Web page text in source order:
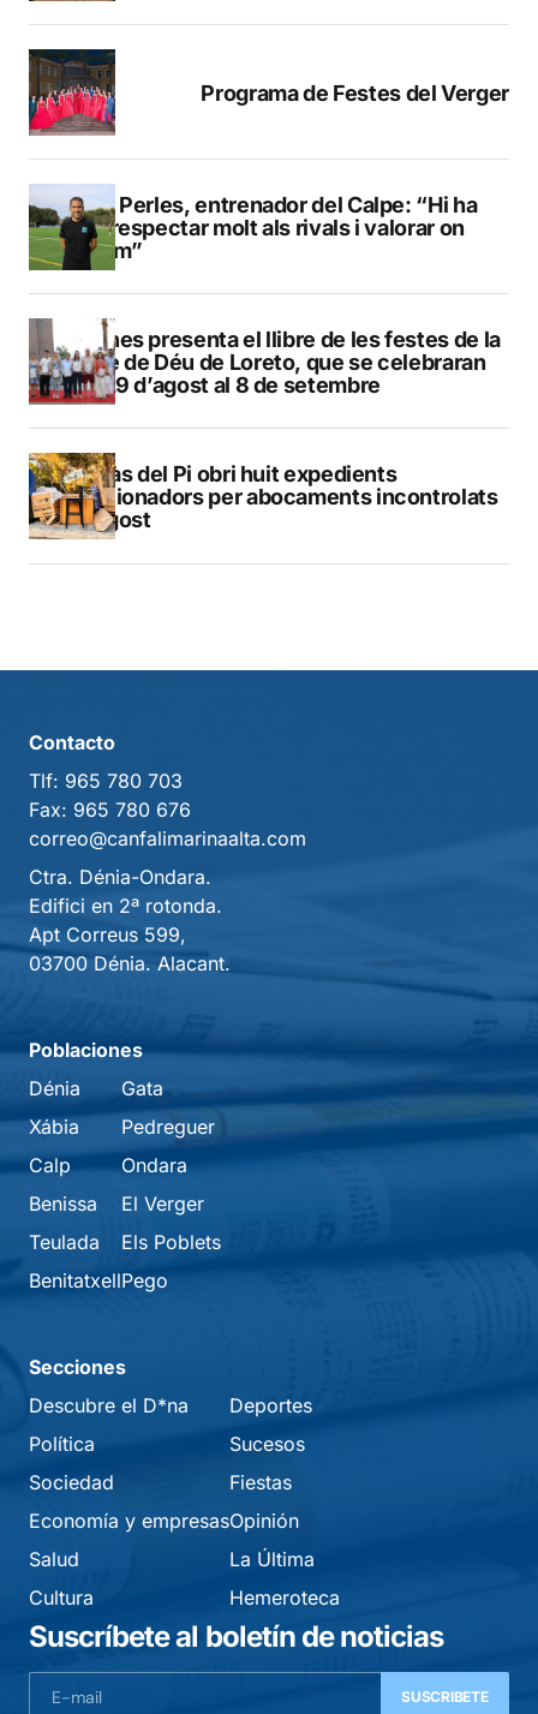
Programa de Festes del Verger
Pere Perles, entrenador del Calpe: “Hi ha
que respectar molt als rivals i valorar on
estem”
Duanes presenta el llibre de les festes de la
Mare de Déu de Loreto, que se celebraran
del 29 d’agost al 8 de setembre
L’Alfàs del Pi obri huit expedients
sancionadors per abocaments incontrolats
a l’agost
Contacto
Tlf: 965 780 703
Fax: 965 780 676
correo@canfalimarinaalta.com
Ctra. Dénia-Ondara.
Edifici en 2ª rotonda.
Apt Correus 599,
03700 Dénia. Alacant.
Poblaciones
Dénia
Xábia
Calp
Benissa
Teulada
Benitatxell
Gata
Pedreguer
Ondara
El Verger
Els Poblets
Pego
Secciones
Descubre el D*na
Política
Sociedad
Economía y empresas
Salud
Cultura
Deportes
Sucesos
Fiestas
Opinión
La Última
Hemeroteca
Suscríbete al boletín de noticias
SUSCRIBETE